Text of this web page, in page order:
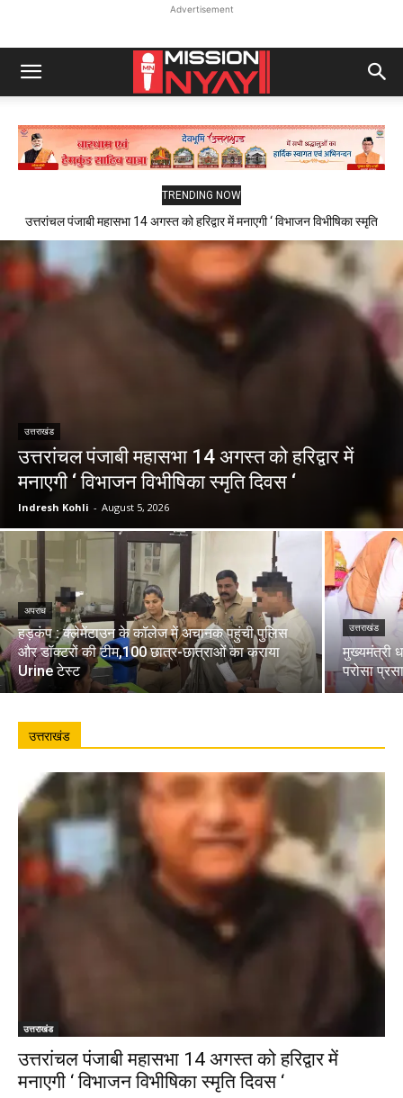
Advertisement
TRENDING NOW
उत्तरांचल पंजाबी महासभा 14 अगस्त को हरिद्वार में मनाएगी ‘ विभाजन विभीषिका स्मृति
उत्तराखंड
उत्तरांचल पंजाबी महासभा 14 अगस्त को हरिद्वार में
मनाएगी ‘ विभाजन विभीषिका स्मृति दिवस ‘
Indresh Kohli - August 5, 2026
अपराध
हड़कंप : क्लेमेंटाउन के कॉलेज में अचानक पहुंची पुलिस
और डॉक्टरों की टीम,100 छात्र-छात्राओं का कराया
Urine टेस्ट
उत्तराखंड
मुख्यमंत्री
परोसा
उत्तराखंड
उत्तराखंड
उत्तरांचल पंजाबी महासभा 14 अगस्त को हरिद्वार में
मनाएगी ‘ विभाजन विभीषिका स्मृति दिवस ‘